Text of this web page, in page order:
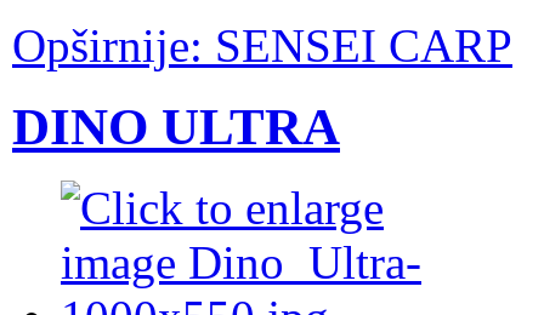
Opširnije: SENSEI CARP
DINO ULTRA